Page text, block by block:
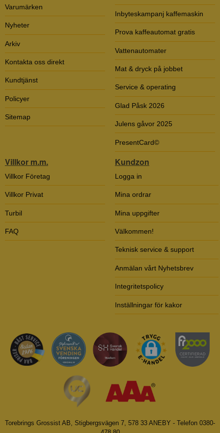
Varumärken
Nyheter
Arkiv
Kontakta oss direkt
Kundtjänst
Policyer
Sitemap
Inbyteskampanj kaffemaskin
Prova kaffeautomat gratis
Vattenautomater
Mat & dryck på jobbet
Service & operating
Glad Påsk 2026
Julens gåvor 2025
PresentCard©
Villkor m.m.
Villkor Företag
Villkor Privat
Turbil
FAQ
Kundzon
Logga in
Mina ordrar
Mina uppgifter
Välkommen!
Teknisk service & support
Anmälan vårt Nyhetsbrev
Integritetspolicy
Inställningar för kakor
Torebrings Grossist AB, Stigbergsvägen 7, 578 33 ANEBY - Telefon 0380-